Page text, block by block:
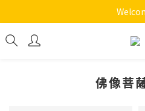
《十方心靈
《十方心靈
佛像菩